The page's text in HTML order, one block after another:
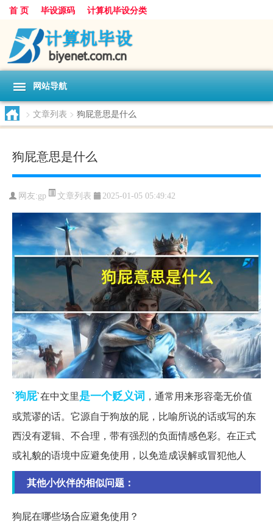
首 页 毕设源码 计算机毕设分类
网站导航
> 文章列表 > 狗屁意思是什么
狗屁意思是什么
网友:gp 文章列表 2025-01-05 05:49:42
`狗屁`在中文里是一个贬义词 ，通常用来形容毫无价值
或荒谬的话。它源自于狗放的屁，比喻所说的话或写的东
西没有逻辑、不合理，带有强烈的负面情感色彩。在正式
或礼貌的语境中应避免使用，以免造成误解或冒犯他人
其他小伙伴的相似问题：
狗屁在哪些场合应避免使用？